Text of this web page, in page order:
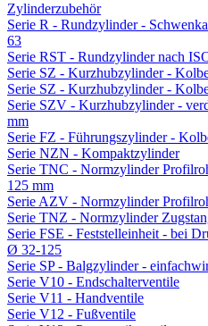
Zylinderzubehör
Serie R - Rundzylinder -
63
Serie RST - Rundzylinder nach
Serie SZ - Kurzhubzylinder -
Serie SZ - Kurzhubzylinder -
Serie SZV - Kurzhubzylinder -
mm
Serie FZ - Führungszylinder -
Serie NZN - Kompaktzylinder
Serie TNC - Normzylinder
125 mm
Serie AZV - Normzylinder
Serie TNZ - Normzylinder
Serie FSE - Feststelleinheit - bei
Ø 32-125
Serie SP - Balgzylinder -
Serie V10 - Endschalterventile
Serie V11 - Handventile
Serie V12 - Fußventile